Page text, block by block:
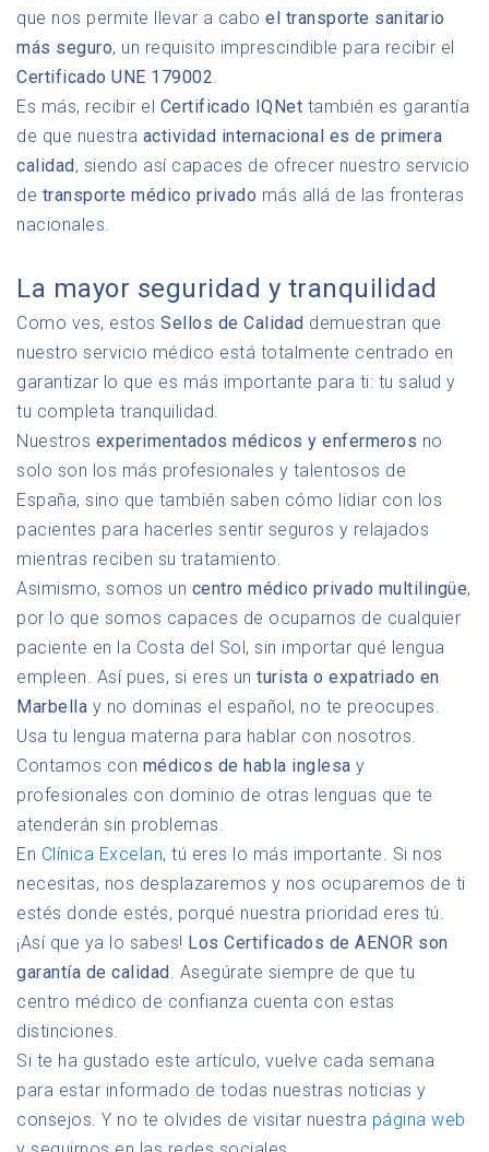
que nos permite llevar a cabo el transporte sanitario
más seguro, un requisito imprescindible para recibir el
Certificado UNE 179002.
Es más, recibir el Certificado IQNet también es garantía
de que nuestra actividad internacional es de primera
calidad, siendo así capaces de ofrecer nuestro servicio
de transporte médico privado más allá de las fronteras
nacionales.
La mayor seguridad y tranquilidad
Como ves, estos Sellos de Calidad demuestran que
nuestro servicio médico está totalmente centrado en
garantizar lo que es más importante para ti: tu salud y
tu completa tranquilidad.
Nuestros experimentados médicos y enfermeros no
solo son los más profesionales y talentosos de
España, sino que también saben cómo lidiar con los
pacientes para hacerles sentir seguros y relajados
mientras reciben su tratamiento.
Asimismo, somos un centro médico privado multilingüe,
por lo que somos capaces de ocuparnos de cualquier
paciente en la Costa del Sol, sin importar qué lengua
empleen. Así pues, si eres un turista o expatriado en
Marbella y no dominas el español, no te preocupes.
Usa tu lengua materna para hablar con nosotros.
Contamos con médicos de habla inglesa y
profesionales con dominio de otras lenguas que te
atenderán sin problemas.
En Clínica Excelan, tú eres lo más importante. Si nos
necesitas, nos desplazaremos y nos ocuparemos de ti
estés donde estés, porqué nuestra prioridad eres tú.
¡Así que ya lo sabes! Los Certificados de AENOR son
garantía de calidad. Asegúrate siempre de que tu
centro médico de confianza cuenta con estas
distinciones.
Si te ha gustado este artículo, vuelve cada semana
para estar informado de todas nuestras noticias y
consejos. Y no te olvides de visitar nuestra página web